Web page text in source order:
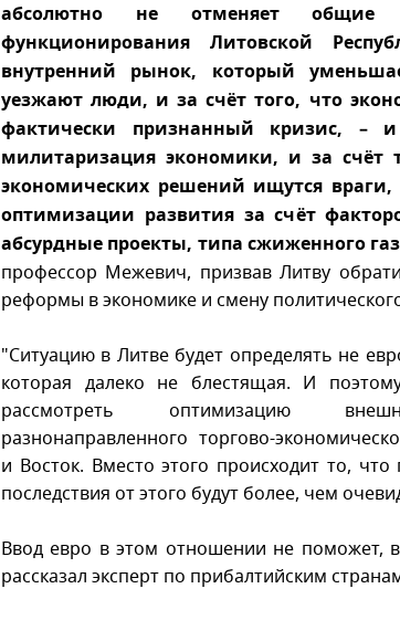
абсолютно не отменяет общие
функционирования Литовской
внутренний рынок, который
уезжают люди, и за счёт того, что
фактически признанный кризис, –
милитаризация экономики, и за счёт
экономических решений ищутся враги,
оптимизации развития за счёт
абсурдные проекты, типа сжиженного
профессор Межевич, призвав Литву
реформы в экономике и смену
"Ситуацию в Литве будет определять не
которая далеко не блестящая. И
рассмотреть оптимизацию
разнонаправленного торгово-
и Восток. Вместо этого происходит то,
последствия от этого будут более, чем
Ввод евро в этом отношении не поможет,
рассказал эксперт по прибалтийским